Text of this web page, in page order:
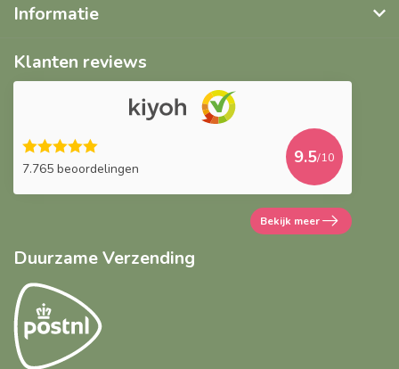
Informatie
Klanten reviews
7.765 beoordelingen
9.5/10
Bekijk meer
Duurzame Verzending